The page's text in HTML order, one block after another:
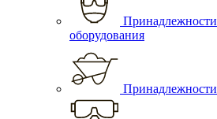
оборудования